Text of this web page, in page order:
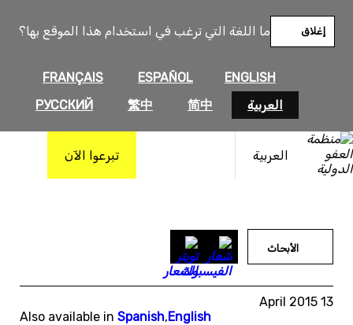
ما اللغة التي ترغب في استخدام هذا الموقع بها؟
ENGLISH
ESPAÑOL
FRANÇAIS
العربية
简中
繁中
РУССКИЙ
إغلاق
العربية تبرعوا الآن
المحتوى
الأبحاث
13 April 2015
Also available in Spanish,English